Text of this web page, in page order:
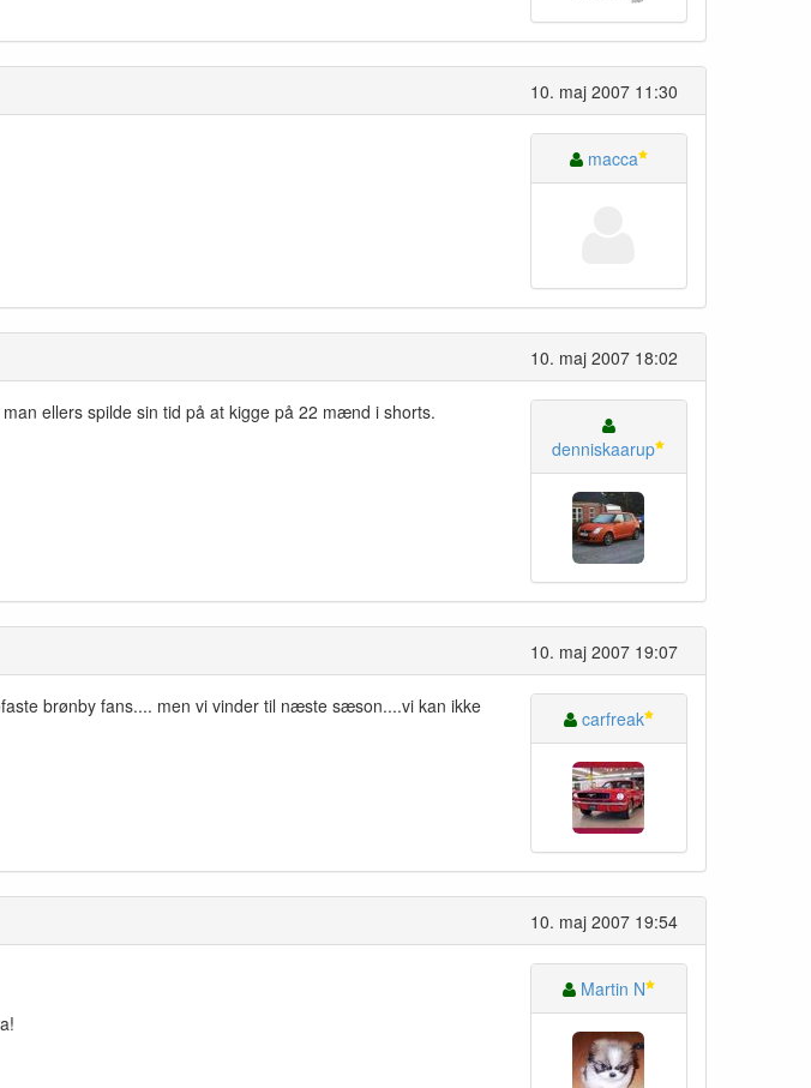
10. maj 2007 11:30
macca
10. maj 2007 18:02
ellers spilde sin tid på at kigge på 22 mænd i shorts.
denniskaarup
10. maj 2007 19:07
brønby fans.... men vi vinder til næste sæson....vi kan ikke
carfreak
10. maj 2007 19:54
Martin N